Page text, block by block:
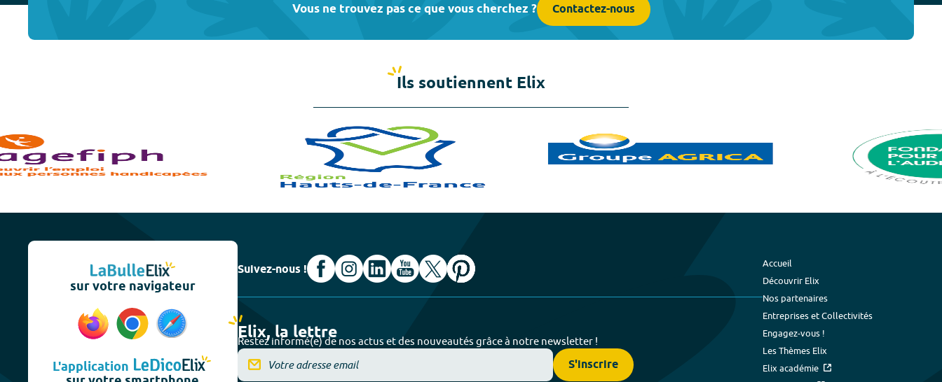
Vous ne trouvez pas ce que vous cherchez ? Contactez-nous
Ils soutiennent Elix
sur votre navigateur
L'application
Suivez-nous !
Elix, la lettre
Restez informé(e) de nos actus et des nouveautés grâce à notre newsletter !
S'inscrire
Accueil
Découvrir Elix
Nos partenaires
Entreprises et Collectivités
Engagez-vous !
Les Thèmes Elix
Elix académie